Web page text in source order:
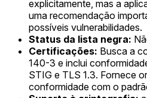
explicitamente, mas a
uma recomendação
possíveis vulnerabilidades.
Status da lista negra:
Certificações: Busca a
140-3 e inclui
STIG e TLS 1.3. Fornece
conformidade com o